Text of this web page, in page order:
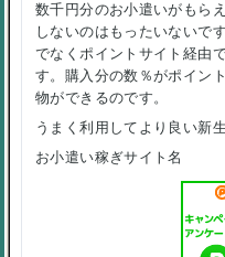
数千円分のお小遣いがもら
しないのはもったいないで
でなくポイントサイト経由
す。購入分の数％がポイン
物ができるのです。
うまく利用してより良い新
お小遣い稼ぎサイト名